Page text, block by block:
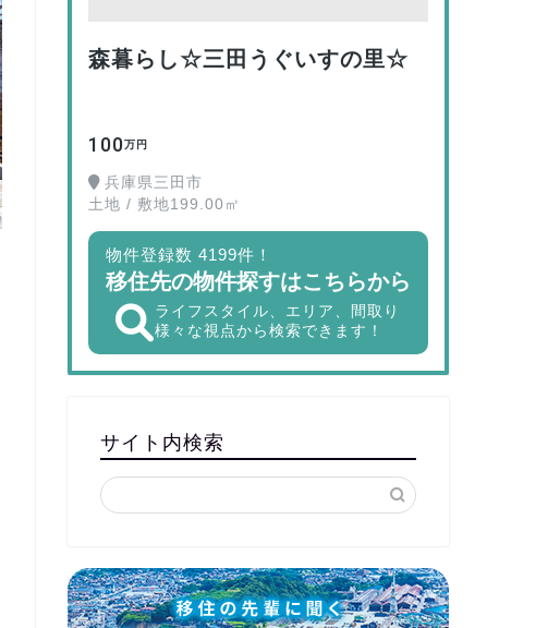
森暮らし☆三田うぐいすの里☆
100万円
兵庫県三田市
土地 / 敷地199.00㎡
物件登録数 4199件！
移住先の物件探すはこちらから
ライフスタイル、エリア、間取り
様々な視点から検索できます！
サイト内検索